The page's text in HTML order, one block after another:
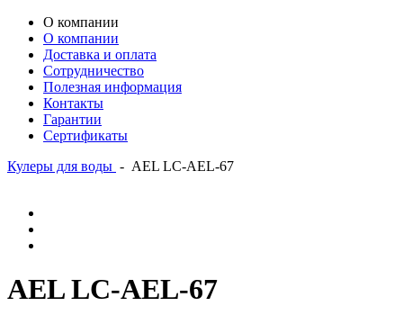
О компании
О компании
Доставка и оплата
Сотрудничество
Полезная информация
Контакты
Гарантии
Сертификаты
Кулеры для воды - AEL LC-AEL-67
AEL LC-AEL-67